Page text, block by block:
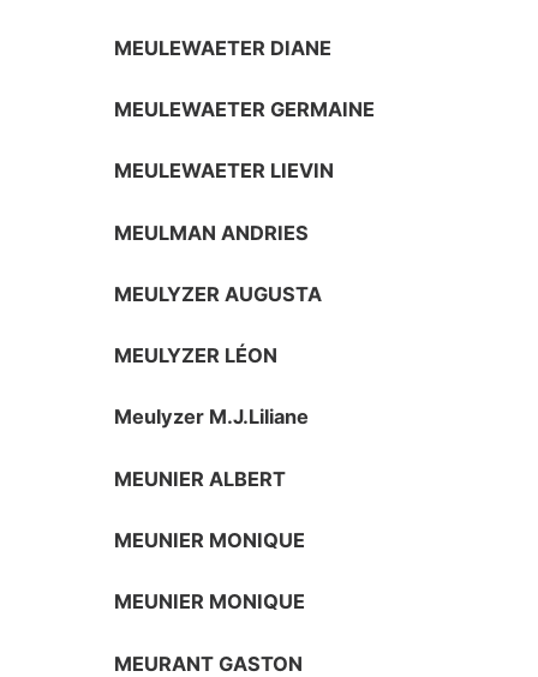
MEULEWAETER DIANE
MEULEWAETER GERMAINE
MEULEWAETER LIEVIN
MEULMAN ANDRIES
MEULYZER AUGUSTA
MEULYZER LÉON
Meulyzer M.J.Liliane
MEUNIER ALBERT
MEUNIER MONIQUE
MEUNIER MONIQUE
MEURANT GASTON